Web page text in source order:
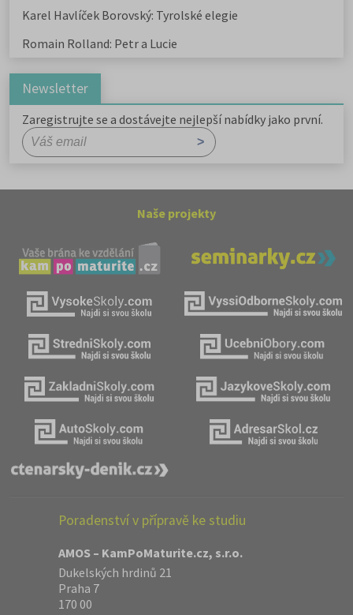
Karel Havlíček Borovský: Tyrolské elegie
Romain Rolland: Petr a Lucie
Newsletter
Zaregistrujte se a dostávejte nejlepší nabídky jako první.
Naše projekty
Poradenství v přípravě ke studiu
AMOS – KamPoMaturite.cz, s.r.o.
Dukelských hrdinů 21
Praha 7
170 00